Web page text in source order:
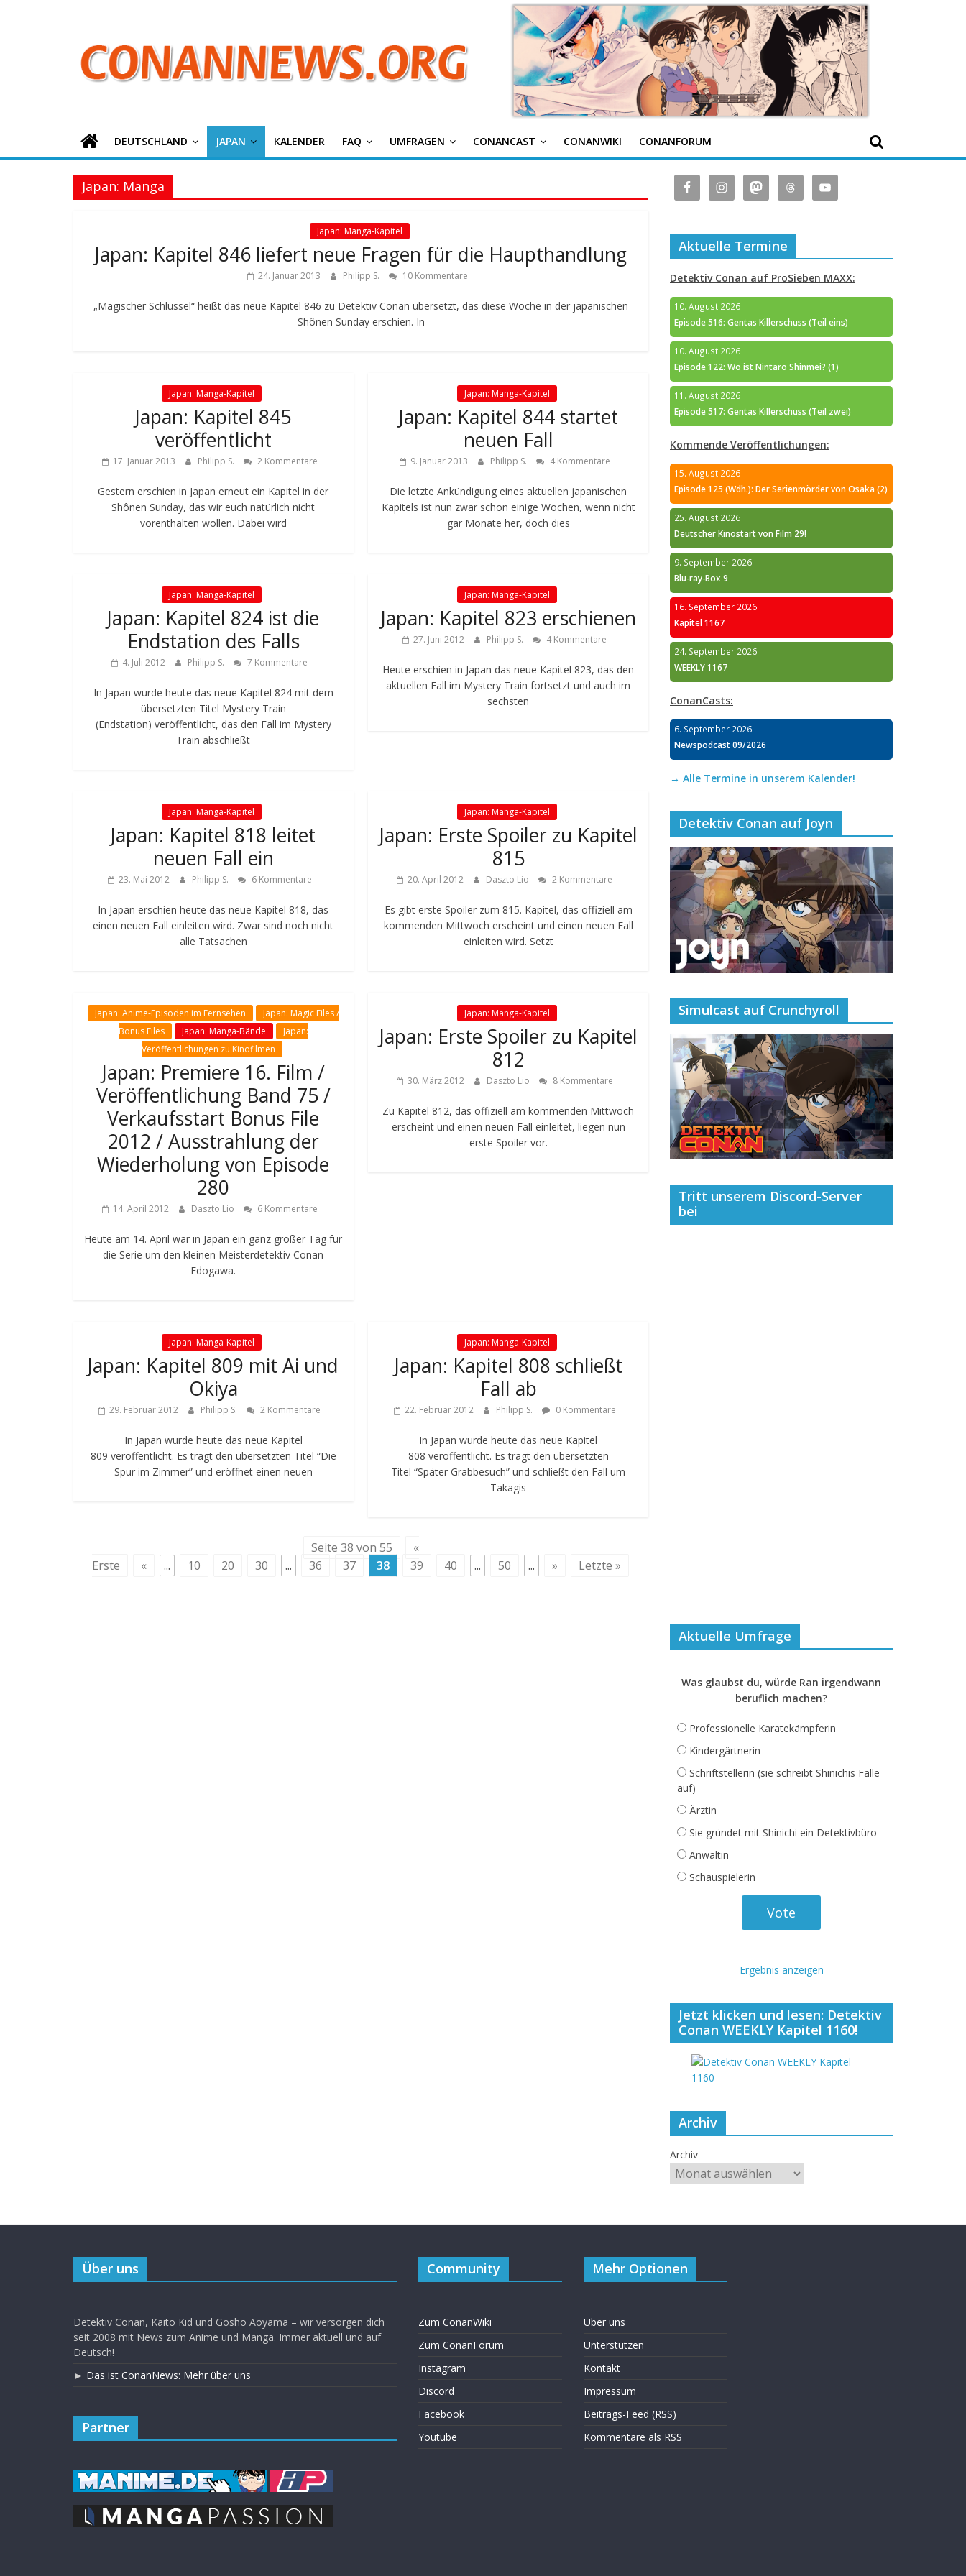
Detektiv
Conan
News
DEUTSCHLAND JAPAN KALENDER FAQ UMFRAGEN CONANCAST CONANWIKI CONANFORUM
Japan: Manga
Japan: Manga-Kapitel
Japan: Kapitel 846 liefert neue Fragen für die Haupthandlung
24. Januar 2013 Philipp S. 10 Kommentare
„Magischer Schlüssel“ heißt das neue Kapitel 846 zu Detektiv Conan übersetzt, das diese Woche in der japanischen
Shônen Sunday erschien. In
Japan: Manga-Kapitel
Japan: Kapitel 845
veröffentlicht
17. Januar 2013 Philipp S. 2 Kommentare
Gestern erschien in Japan erneut ein Kapitel in der
Shônen Sunday, das wir euch natürlich nicht
vorenthalten wollen. Dabei wird
Japan: Manga-Kapitel
Japan: Kapitel 844 startet
neuen Fall
9. Januar 2013 Philipp S. 4 Kommentare
Die letzte Ankündigung eines aktuellen japanischen
Kapitels ist nun zwar schon einige Wochen, wenn nicht
gar Monate her, doch dies
Japan: Manga-Kapitel
Japan: Kapitel 824 ist die
Endstation des Falls
4. Juli 2012 Philipp S. 7 Kommentare
In Japan wurde heute das neue Kapitel 824 mit dem
übersetzten Titel Mystery Train
(Endstation) veröffentlicht, das den Fall im Mystery
Train abschließt
Japan: Manga-Kapitel
Japan: Kapitel 823 erschienen
27. Juni 2012 Philipp S. 4 Kommentare
Heute erschien in Japan das neue Kapitel 823, das den
aktuellen Fall im Mystery Train fortsetzt und auch im
sechsten
Japan: Manga-Kapitel
Japan: Kapitel 818 leitet
neuen Fall ein
23. Mai 2012 Philipp S. 6 Kommentare
In Japan erschien heute das neue Kapitel 818, das
einen neuen Fall einleiten wird. Zwar sind noch nicht
alle Tatsachen
Japan: Manga-Kapitel
Japan: Erste Spoiler zu Kapitel
815
20. April 2012 Daszto Lio 2 Kommentare
Es gibt erste Spoiler zum 815. Kapitel, das offiziell am
kommenden Mittwoch erscheint und einen neuen Fall
einleiten wird. Setzt
Japan: Anime-Episoden im Fernsehen
Japan: Magic Files /
Bonus Files
Japan: Manga-Bände
Japan:
Veröffentlichungen zu Kinofilmen
Japan: Premiere 16. Film /
Veröffentlichung Band 75 /
Verkaufsstart Bonus File
2012 / Ausstrahlung der
Wiederholung von Episode
280
14. April 2012 Daszto Lio 6 Kommentare
Heute am 14. April war in Japan ein ganz großer Tag für
die Serie um den kleinen Meisterdetektiv Conan
Edogawa.
Japan: Manga-Kapitel
Japan: Erste Spoiler zu Kapitel
812
30. März 2012 Daszto Lio 8 Kommentare
Zu Kapitel 812, das offiziell am kommenden Mittwoch
erscheint und einen neuen Fall einleitet, liegen nun
erste Spoiler vor.
Japan: Manga-Kapitel
Japan: Kapitel 809 mit Ai und
Okiya
29. Februar 2012 Philipp S. 2 Kommentare
In Japan wurde heute das neue Kapitel
809 veröffentlicht. Es trägt den übersetzten Titel “Die
Spur im Zimmer” und eröffnet einen neuen
Japan: Manga-Kapitel
Japan: Kapitel 808 schließt
Fall ab
22. Februar 2012 Philipp S. 0 Kommentare
In Japan wurde heute das neue Kapitel
808 veröffentlicht. Es trägt den übersetzten
Titel “Später Grabbesuch” und schließt den Fall um
Takagis
Seite 38 von 55
«
Erste
« ... 10 20 30 ... 36 37 38 39 40 ... 50 ... » Letzte »
Aktuelle Termine
Detektiv Conan auf ProSieben MAXX:
10. August 2026
Episode 516: Gentas Killerschuss (Teil eins)
10. August 2026
Episode 122: Wo ist Nintaro Shinmei? (1)
11. August 2026
Episode 517: Gentas Killerschuss (Teil zwei)
Kommende Veröffentlichungen:
15. August 2026
Episode 125 (Wdh.): Der Serienmörder von Osaka (2)
25. August 2026
Deutscher Kinostart von Film 29!
9. September 2026
Blu-ray-Box 9
16. September 2026
Kapitel 1167
24. September 2026
WEEKLY 1167
ConanCasts:
6. September 2026
Newspodcast 09/2026
→ Alle Termine in unserem Kalender!
Detektiv Conan auf Joyn
Simulcast auf Crunchyroll
Tritt unserem Discord-Server
bei
Aktuelle Umfrage
Was glaubst du, würde Ran irgendwann
beruflich machen?
Professionelle Karatekämpferin
Kindergärtnerin
Schriftstellerin (sie schreibt Shinichis Fälle
auf)
Ärztin
Sie gründet mit Shinichi ein Detektivbüro
Anwältin
Schauspielerin
Ergebnis anzeigen
Jetzt klicken und lesen: Detektiv
Conan WEEKLY Kapitel 1160!
Archiv
Archiv
Über uns
Detektiv Conan, Kaito Kid und Gosho Aoyama – wir versorgen dich
seit 2008 mit News zum Anime und Manga. Immer aktuell und auf
Deutsch!
► Das ist ConanNews: Mehr über uns
Partner
Community
Zum ConanWiki
Zum ConanForum
Instagram
Discord
Facebook
Youtube
Mehr Optionen
Über uns
Unterstützen
Kontakt
Impressum
Beitrags-Feed (RSS)
Kommentare als RSS